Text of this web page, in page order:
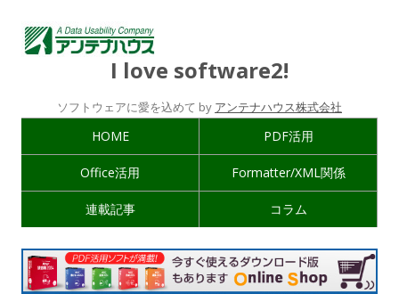
I love software2!
ソフトウェアに愛を込めて by アンテナハウス株式会社
HOME PDF活用
Office活用 Formatter/XML関係
連載記事 コラム